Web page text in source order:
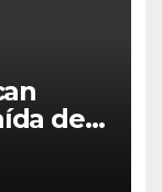
de
en